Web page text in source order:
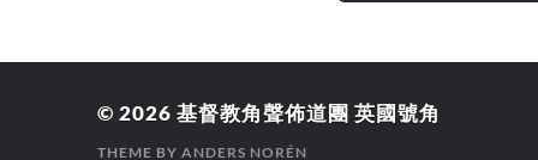
© 2026 基督教角聲佈道團 英國號角
THEME BY ANDERS NORÉN